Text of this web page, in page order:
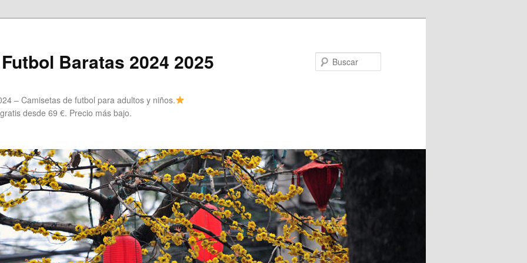
Baratas 2024 2025
– Camisetas de futbol para adultos y niños.
desde 69 €. Precio más bajo.